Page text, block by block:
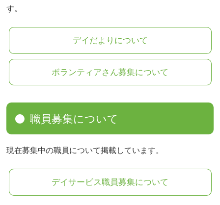
す。
デイだよりについて
ボランティアさん募集について
職員募集について
現在募集中の職員について掲載しています。
デイサービス職員募集について